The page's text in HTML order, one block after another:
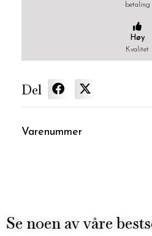
betaling
Høy
Kvalitet
Del
Varenummer
Se noen av våre